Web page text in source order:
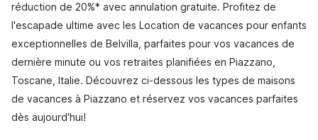
réduction de 20%* avec annulation gratuite. Profitez de
l'escapade ultime avec les Location de vacances pour enfants
exceptionnelles de Belvilla, parfaites pour vos vacances de
dernière minute ou vos retraites planifiées en Piazzano,
Toscane, Italie. Découvrez ci-dessous les types de maisons
de vacances à Piazzano et réservez vos vacances parfaites
dès aujourd'hui!